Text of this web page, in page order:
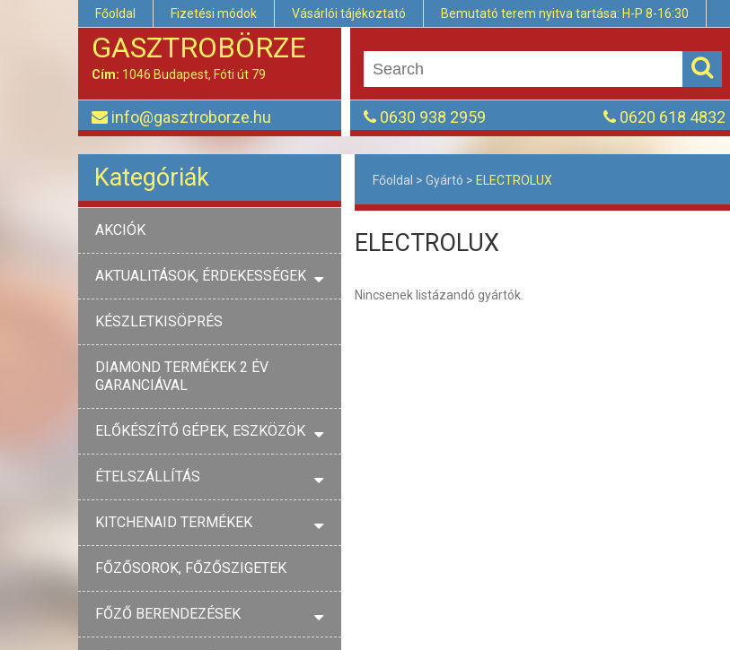
Főoldal Fizetési módok Vásárlói tájékoztató Bemutató terem nyitva tartása: H-P 8-16:30
GASZTROBÖRZE
Cím: 1046 Budapest, Fóti út 79
info@gasztroborze.hu 0630 938 2959 0620 618 4832
Kategóriák
AKCIÓK
AKTUALITÁSOK, ÉRDEKESSÉGEK
KÉSZLETKISÖPRÉS
DIAMOND TERMÉKEK 2 ÉV
GARANCIÁVAL
ELŐKÉSZÍTŐ GÉPEK, ESZKÖZÖK
ÉTELSZÁLLÍTÁS
KITCHENAID TERMÉKEK
FŐZŐSOROK, FŐZŐSZIGETEK
FŐZŐ BERENDEZÉSEK
Főoldal > Gyártó > ELECTROLUX
ELECTROLUX
Nincsenek listázandó gyártók.